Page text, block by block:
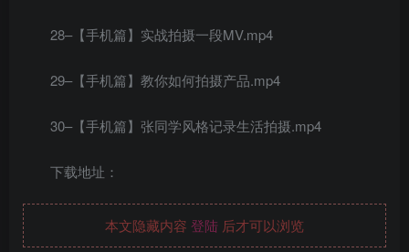
28–【手机篇】实战拍摄一段MV.mp4
29–【手机篇】教你如何拍摄产品.mp4
30–【手机篇】张同学风格记录生活拍摄.mp4
下载地址：
本文隐藏内容 登陆 后才可以浏览